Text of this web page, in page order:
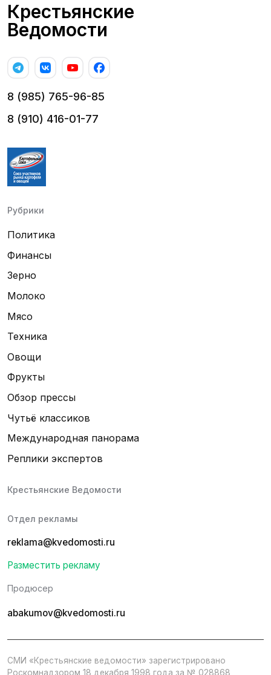
Крестьянские
Ведомости
8 (985) 765-96-85
8 (910) 416-01-77
Рубрики
Политика
Финансы
Зерно
Молоко
Мясо
Техника
Овощи
Фрукты
Обзор прессы
Чутьё классиков
Международная панорама
Реплики экспертов
Крестьянские Ведомости
Отдел рекламы
reklama@kvedomosti.ru
Разместить рекламу
Продюсер
abakumov@kvedomosti.ru
СМИ «Крестьянские ведомости» зарегистрировано
Роскомнадзором 18 декабря 1998 года за № 028868